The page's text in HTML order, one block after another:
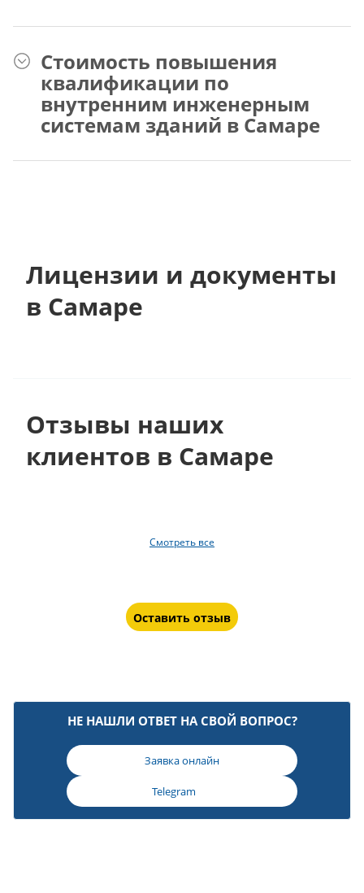
Стоимость повышения
квалификации по
внутренним инженерным
системам зданий в Самаре
Лицензии и документы
в Самаре
Отзывы наших
клиентов в Самаре
Смотреть все
Оставить отзыв
НЕ НАШЛИ ОТВЕТ НА СВОЙ ВОПРОС?
Заявка онлайн
Telegram